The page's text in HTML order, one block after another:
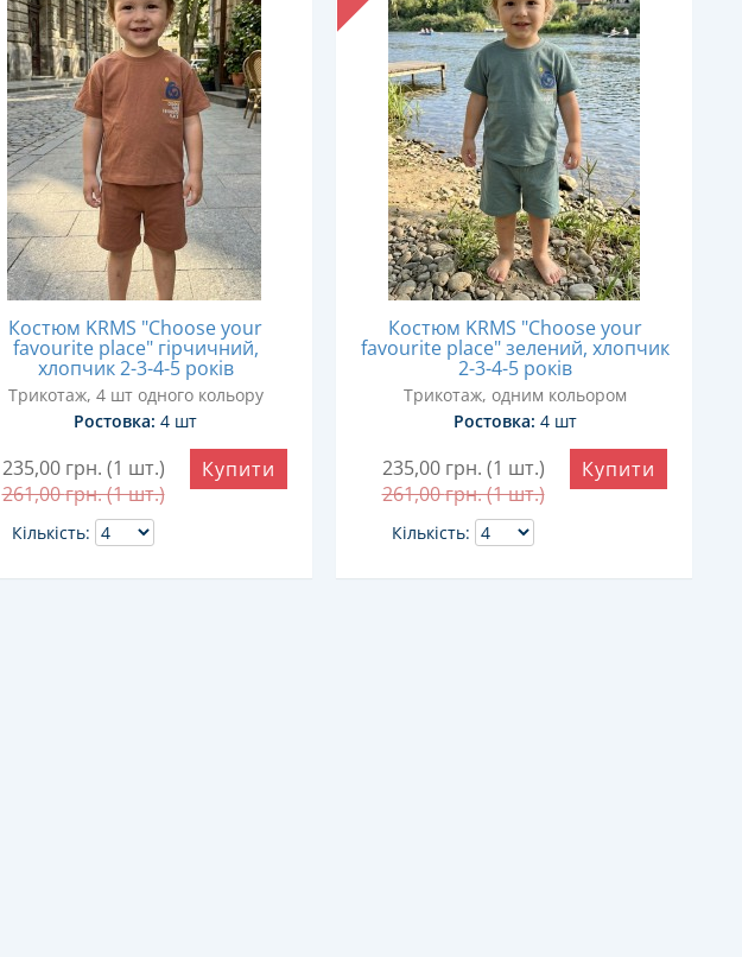
Костюм KRMS "Choose your
favourite place" гірчичний,
хлопчик 2-3-4-5 років
Трикотаж, 4 шт одного кольору
Ростовка: 4 шт
235,00 грн. (1 шт.)
261,00грн. (1 шт.)
Кількість:
Купити
Костюм KRMS "Choose your
favourite place" зелений, хлопчик
2-3-4-5 років
Трикотаж, одним кольором
Ростовка: 4 шт
235,00 грн. (1 шт.)
261,00грн. (1 шт.)
Кількість:
Купити